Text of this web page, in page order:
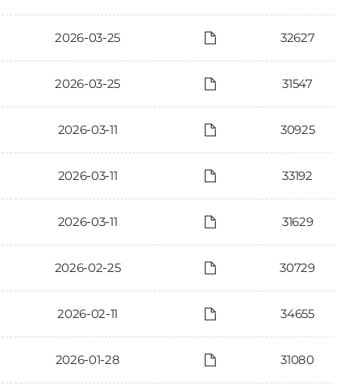
2026-03-25 32627
2026-03-25 31547
2026-03-11 30925
2026-03-11 33192
2026-03-11 31629
2026-02-25 30729
2026-02-11 34655
2026-01-28 31080